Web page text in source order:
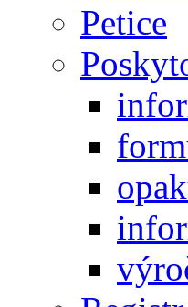
Petice